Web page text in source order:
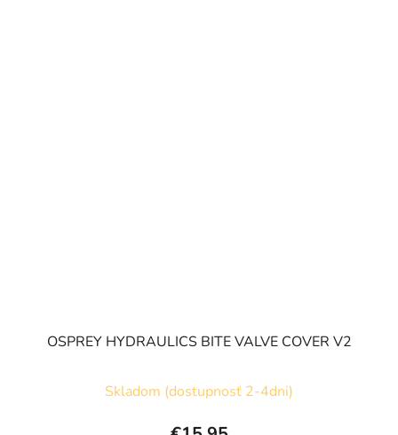
OSPREY HYDRAULICS BITE VALVE COVER V2
Skladom (dostupnosť 2-4dni)